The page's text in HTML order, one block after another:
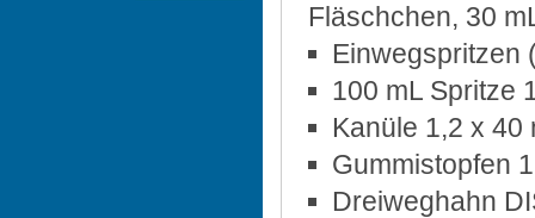
Fläschchen, 30
Einwegspritzen
100 mL Spritze
Kanüle 1,2 x 40
Gummistopfen
Dreiweghahn